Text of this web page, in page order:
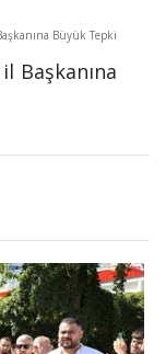
Büyük Tepki
Başkanına